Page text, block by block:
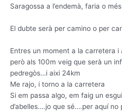
Saragossa a l’endemà, faria o
El dubte serà per camino o per
Entres un moment a la carretera i
però als 100m veig que serà un
pedregòs…i aixi 24km
Me rajo, i torno a la carretera
Si em passa algo, em faig un
d’abelles….jo que sé….per aquí